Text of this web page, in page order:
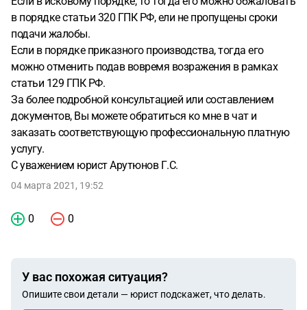
в порядке статьи 320 ГПК РФ, ели не пропущены сроки
подачи жалобы.
Если в порядке приказного производства, тогда его
можно отменить подав вовремя возражения в рамках
статьи 129 ГПК РФ.
За более подробной консультацией или составлением
документов, Вы можете обратиться ко мне в чат и
заказать соответствующую профессиональную платную
услугу.
С уважением юрист Арутюнов Г.С.
04 марта 2021, 19:52
0 0
У вас похожая ситуация?
Опишите свои детали — юрист подскажет, что делать.